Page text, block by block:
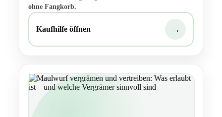
ohne Fangkorb.
Kaufhilfe öffnen →